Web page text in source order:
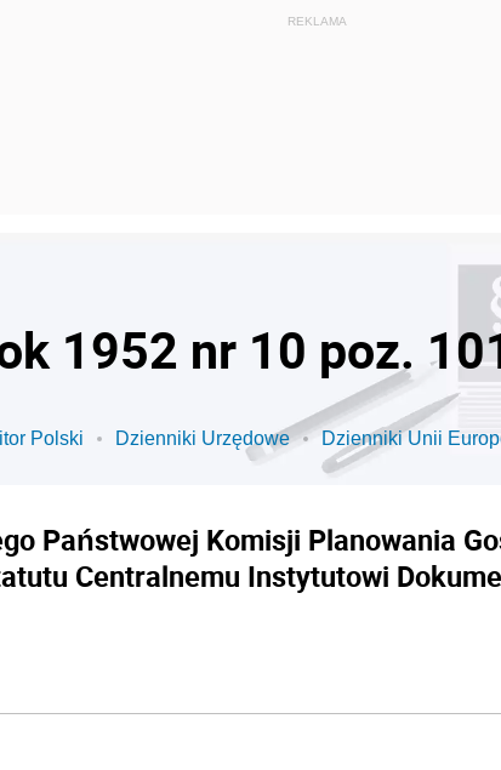
1952 nr 10 poz.
Polski Dzienniki Urzędowe Dzienniki Unii
Państwowej Komisji Planowania
Centralnemu Instytutowi